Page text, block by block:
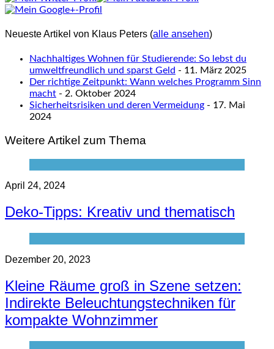
Neueste Artikel von Klaus Peters (alle ansehen)
Nachhaltiges Wohnen für Studierende: So lebst du
umweltfreundlich und sparst Geld - 11. März 2025
Der richtige Zeitpunkt: Wann welches Programm Sinn
macht - 2. Oktober 2024
Sicherheitsrisiken und deren Vermeidung - 17. Mai
2024
Weitere Artikel zum Thema
April 24, 2024
Deko-Tipps: Kreativ und thematisch
Dezember 20, 2023
Kleine Räume groß in Szene setzen:
Indirekte Beleuchtungstechniken für
kompakte Wohnzimmer